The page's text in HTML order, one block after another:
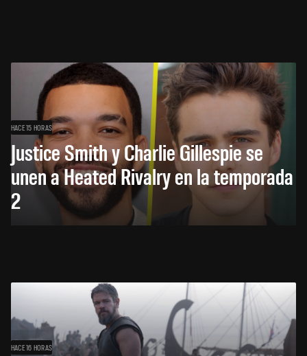
HACE 15 HORAS
Justice Smith y Charlie Gillespie se
unen a Heated Rivalry en la temporada
2
HACE 16 HORAS